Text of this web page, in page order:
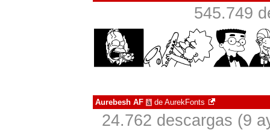
545.749
Aurebesh AF à de AurekFonts
24.762 descargas (9